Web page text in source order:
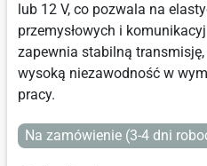
lub 12 V, co pozwala na
przemysłowych i
zapewnia stabilną transmisję,
wysoką niezawodność w
pracy.
Na zamówienie (3-4 dni